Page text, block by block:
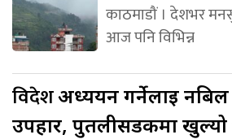
काठमाडौं । देशभर
आज पनि विभिन्न
विदेशअध्ययन गर्नेलाई
उपहार, पुतलीसडकमा